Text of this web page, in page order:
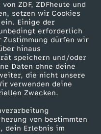
ZDF, ZDFheute und
setzen wir Cookies
Einige der
erforderlich
dürfen wir
hinaus
speichern und/oder
Daten ohne deine
die nicht unsere
verwenden deine
Zwecken.
von bestimmten
dein Erlebnis im
zum ZDF